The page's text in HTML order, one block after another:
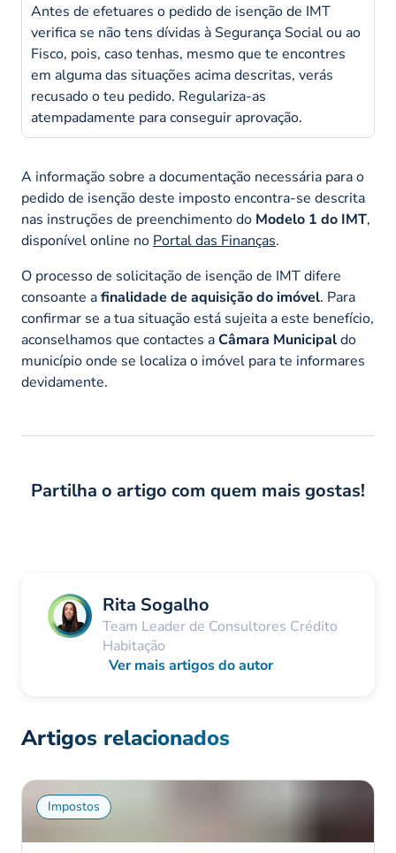
Antes de efetuares o pedido de isenção de IMT
verifica se não tens dívidas à Segurança Social ou ao
Fisco, pois, caso tenhas, mesmo que te encontres
em alguma das situações acima descritas, verás
recusado o teu pedido. Regulariza-as
atempadamente para conseguir aprovação.
A informação sobre a documentação necessária para o
pedido de isenção deste imposto encontra-se descrita
nas instruções de preenchimento do Modelo 1 do IMT,
disponível online no Portal das Finanças.
O processo de solicitação de isenção de IMT difere
consoante afinalidade de aquisição do imóvel. Para
confirmar se a tua situação está sujeita a este benefício,
aconselhamos que contactes aCâmara Municipaldo
município onde se localiza o imóvel para te informares
devidamente.
Partilha o artigo com quem mais gostas!
Rita Sogalho
Team Leader de Consultores Crédito
Habitação
Ver mais artigos do autor
Artigos relacionados
Impostos